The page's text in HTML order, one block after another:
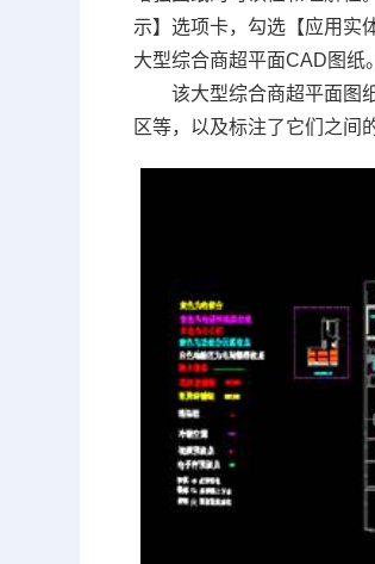
示】选项卡，勾选【应用实
大型综合商超平面CAD图纸。
该大型综合商超平面图
区等，以及标注了它们之间